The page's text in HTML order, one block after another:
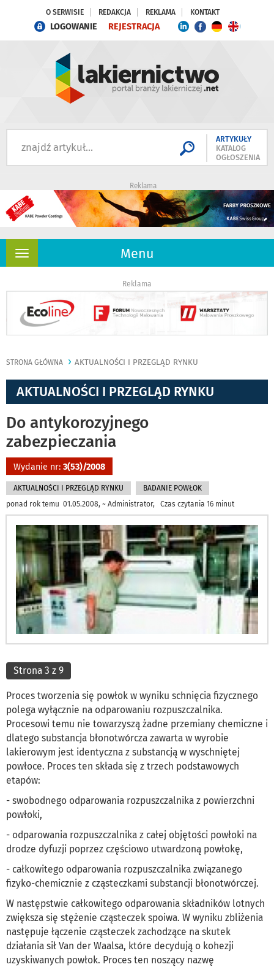
O SERWISIE REDAKCJA REKLAMA KONTAKT
LOGOWANIE REJESTRACJA
ARTYKUŁY
KATALOG
OGŁOSZENIA
Reklama
Menu
Rozwiń
Reklama
STRONA GŁÓWNA AKTUALNOŚCI I PRZEGLĄD RYNKU
AKTUALNOŚCI I PRZEGLĄD RYNKU
Do antykorozyjnego
zabezpieczania
Wydanie nr: 3(53)/2008
AKTUALNOŚCI I PRZEGLĄD RYNKU
BADANIE POWŁOK
ponad rok temu 01.05.2008, ~ Administrator, Czas czytania 16 minut
Strona 3 z 9
Proces tworzenia się powłok w wyniku schnięcia fizycznego
polega wyłącznie na odparowaniu rozpuszczalnika.
Procesowi temu nie towarzyszą żadne przemiany chemiczne i
dlatego substancja błonotwórcza zawarta w wyrobie
lakierowym jest identyczna z substancją w wyschniętej
powłoce. Proces ten składa się z trzech podstawowych
etapów:
- swobodnego odparowania rozpuszczalnika z powierzchni
powłoki,
- odparowania rozpuszczalnika z całej objętości powłoki na
drodze dyfuzji poprzez częściowo utwardzoną powłokę,
- całkowitego odparowania rozpuszczalnika związanego
fizyko-chemicznie z cząsteczkami substancji błonotwórczej.
W następstwie całkowitego odparowania składników lotnych
zwiększa się stężenie cząsteczek spoiwa. W wyniku zbliżenia
następuje łączenie cząsteczek zachodzące na skutek
działania sił Van der Waalsa, które decydują o kohezji
uzyskiwanych powłok. Proces ten noszący nazwę